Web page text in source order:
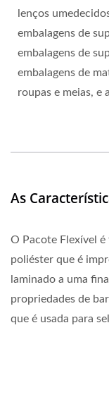
lenços
embalagens de
embalagens de
embalagens de
roupas e meias, e
As
O Pacote Flexível
poliéster que é
laminado a uma
propriedades de
que é usada para